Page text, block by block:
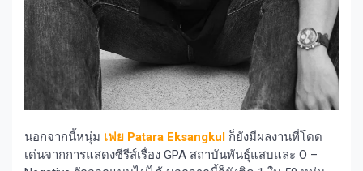
นอกจากนี้หนุ่ม เฟย Patara Eksangkul ก็ยังมีผลงานที่โดด
เด่นจากการแสดงซีรีส์เรื่อง GPA สถาบันพันธุ์แสบและ O –